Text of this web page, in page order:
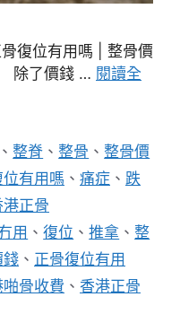
復位有用嗎 | 整骨價
除了價錢 … 閱讀全
、整脊 、整骨 、整骨價
有用嗎 、 痛症 、 跌
港正骨
用 、復位 、推拿 、整
錢 、 正骨復位有用
骨收費 、 香港正骨